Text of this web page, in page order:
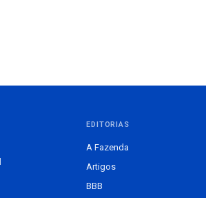
EDITORIAS
A Fazenda
Artigos
BBB